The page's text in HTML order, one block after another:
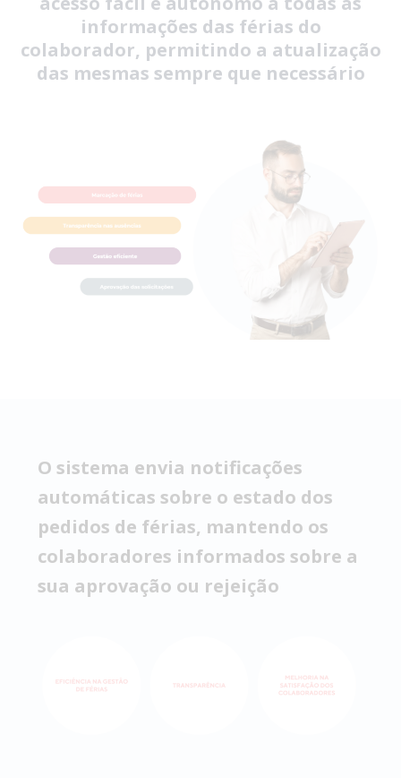
informações das férias do
colaborador, permitindo a atualização
das mesmas sempre que necessário
O sistema envia notificações
automáticas sobre o estado dos
pedidos de férias, mantendo os
colaboradores informados sobre a
sua aprovação ou rejeição